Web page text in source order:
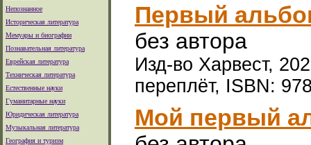
Непознанное
Историческая литература
Мемуары и биографии
Познавательная литература
Еврейская литература
Техническая литература
Естественные науки
Гуманитарные науки
Юридическая литература
Музыкальная литература
География и туризм
Первый
без автора
Изд-во Харвест,
переплёт, ISBN:
Мой первый